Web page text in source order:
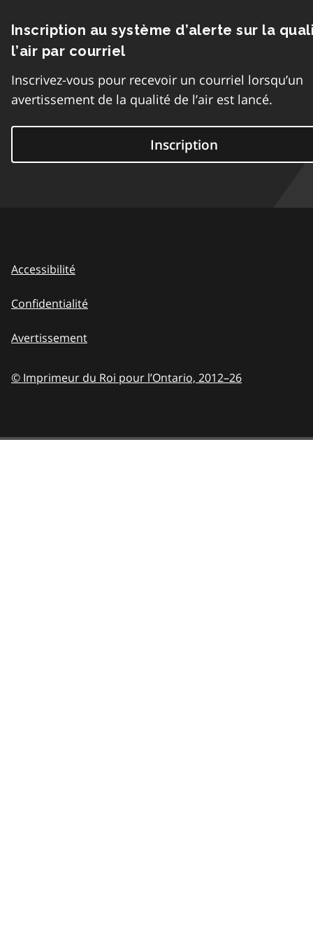
Inscription au système d’alerte sur la
l’air par courriel
Inscrivez-vous pour recevoir un courriel lorsqu’un
avertissement de la qualité de l’air est lancé.
Inscription
Accessibilité
Confidentialité
Avertissement
© Imprimeur du Roi pour l’Ontario, 2012–26